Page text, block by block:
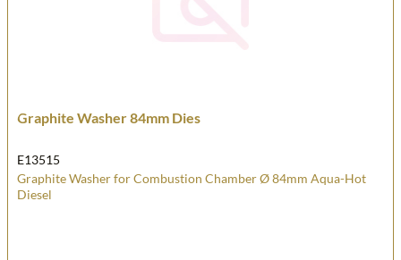
Graphite Washer 84mm Dies
E13515
Graphite Washer for Combustion Chamber Ø 84mm Aqua-Hot
Diesel